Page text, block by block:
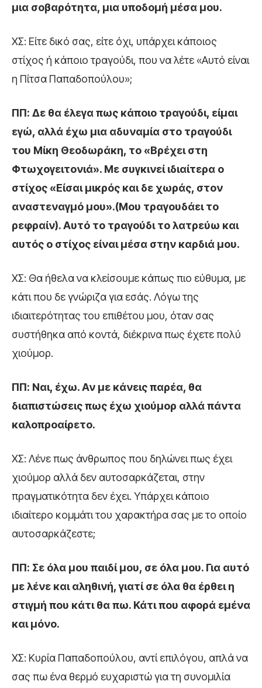
μια σοβαρότητα, μια υποδομή μέσα μου.
ΧΣ: Είτε δικό σας, είτε όχι, υπάρχει κάποιος
στίχος ή κάποιο τραγούδι, που να λέτε «Αυτό είναι
η Πίτσα Παπαδοπούλου»;
ΠΠ: Δε θα έλεγα πως κάποιο τραγούδι, είμαι
εγώ, αλλά έχω μια αδυναμία στο τραγούδι
του Μίκη Θεοδωράκη, το «Βρέχει στη
Φτωχογειτονιά». Με συγκινεί ιδιαίτερα ο
στίχος «Είσαι μικρός και δε χωράς, στον
αναστεναγμό μου».(Μου τραγουδάει το
ρεφραίν). Αυτό το τραγούδι το λατρεύω και
αυτός ο στίχος είναι μέσα στην καρδιά μου.
ΧΣ: Θα ήθελα να κλείσουμε κάπως πιο εύθυμα, με
κάτι που δε γνώριζα για εσάς. Λόγω της
ιδιαιτερότητας του επιθέτου μου, όταν σας
συστήθηκα από κοντά, διέκρινα πως έχετε πολύ
χιούμορ.
ΠΠ: Ναι, έχω. Αν με κάνεις παρέα, θα
διαπιστώσεις πως έχω χιούμορ αλλά πάντα
καλοπροαίρετο.
ΧΣ: Λένε πως άνθρωπος που δηλώνει πως έχει
χιούμορ αλλά δεν αυτοσαρκάζεται, στην
πραγματικότητα δεν έχει. Υπάρχει κάποιο
ιδιαίτερο κομμάτι του χαρακτήρα σας με το οποίο
αυτοσαρκάζεστε;
ΠΠ: Σε όλα μου παιδί μου, σε όλα μου. Για αυτό
με λένε και αληθινή, γιατί σε όλα θα έρθει η
στιγμή που κάτι θα πω. Κάτι που αφορά εμένα
και μόνο.
ΧΣ: Κυρία Παπαδοπούλου, αντί επιλόγου, απλά να
σας πω ένα θερμό ευχαριστώ για τη συνομιλία